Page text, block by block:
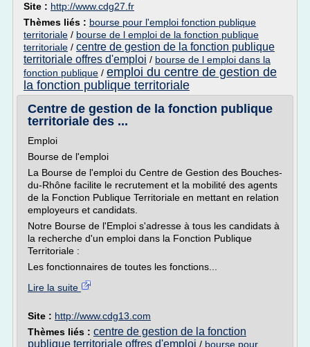
Site : http://www.cdg27.fr
Thèmes liés : bourse pour l'emploi fonction publique
territoriale / bourse de l emploi de la fonction publique
territoriale / centre de gestion de la fonction publique
territoriale offres d'emploi / bourse de l emploi dans la
fonction publique / emploi du centre de gestion de
la fonction publique territoriale
Centre de gestion de la fonction publique
territoriale des ...
Emploi
Bourse de l'emploi
La Bourse de l'emploi du Centre de Gestion des Bouches-
du-Rhône facilite le recrutement et la mobilité des agents
de la Fonction Publique Territoriale en mettant en relation
employeurs et candidats.
Notre Bourse de l'Emploi s'adresse à tous les candidats à
la recherche d'un emploi dans la Fonction Publique
Territoriale :
Les fonctionnaires de toutes les fonctions...
Lire la suite
Site : http://www.cdg13.com
Thèmes liés : centre de gestion de la fonction
publique territoriale offres d'emploi / bourse pour